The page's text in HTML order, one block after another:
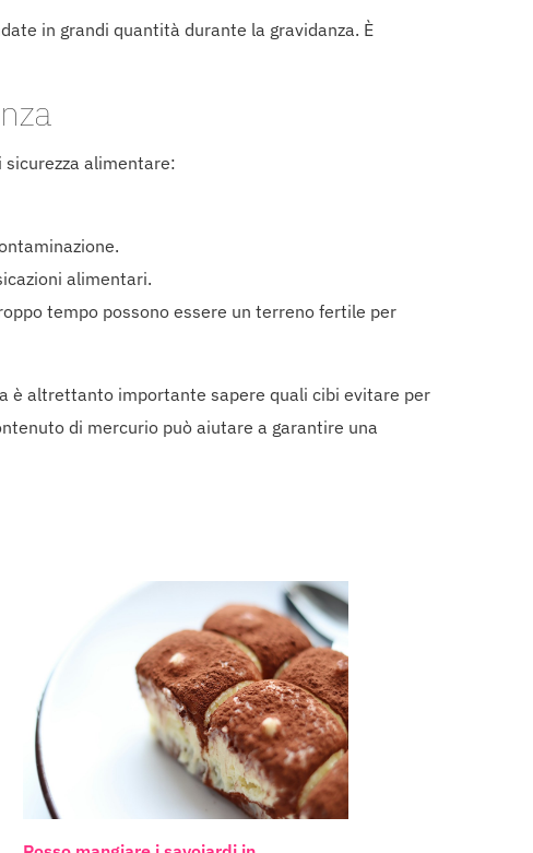
in grandi quantità durante la gravidanza. È
alimentare:
alimentari.
tempo possono essere un terreno fertile per
è altrettanto importante sapere quali cibi evitare per
di mercurio può aiutare a garantire una